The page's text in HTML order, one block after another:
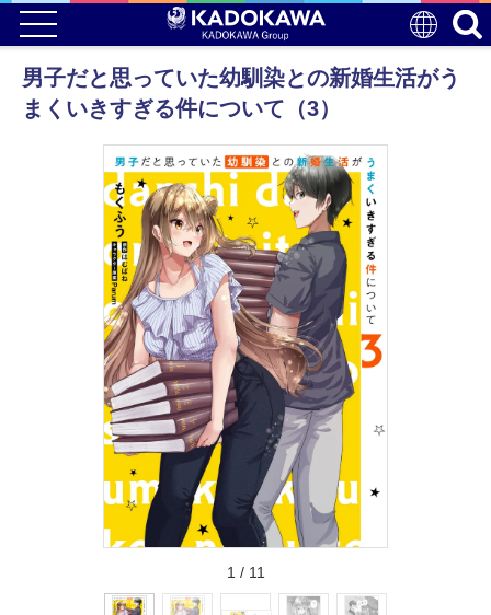
男子だと思っていた幼馴染との新婚生活がう
まくいきすぎる件について（3）
1 / 11